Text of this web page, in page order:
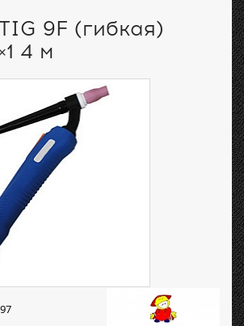
9F (гибкая)
4 м